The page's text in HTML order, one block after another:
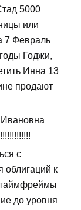
5000
или
7 Февраль
Годжи,
Инна 13
продают
с
облигаций к
таймфреймы
до уровня